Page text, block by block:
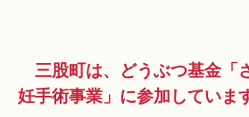
三股町は、どうぶつ基金「
妊手術事業」に参加していま